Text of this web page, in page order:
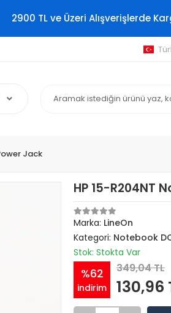
2900 TL ve Üzeri Alışverişlerde
Jack
HP 15-R204NT
Marka: LineOn
Kategori: Notebook
Stok: Stokta Var
%62
indirim
349,04 TL
130,96